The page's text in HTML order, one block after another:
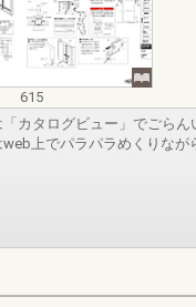
615
カタログビュー」でごらん
上でパラパラめくりなが